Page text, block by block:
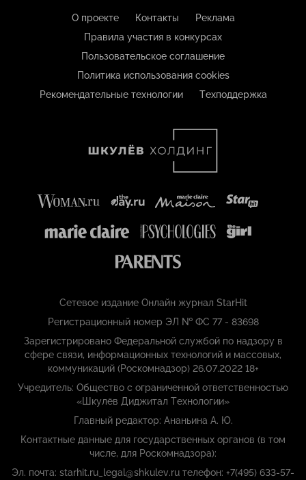
О проекте Контакты
Реклама
Правила участия в конкурсах
Пользовательское соглашение
Политика использования cookies
Рекомендательные технологии
Техподдержка
Сетевое издание Онлайн журнал StarHit
Регистрационный номер ЭЛ № ФС 77 - 83698
Зарегистрировано Федеральной службой по надзору в
сфере связи, информационных технологий и массовых,
коммуникаций (Роскомнадзор) 26.07.2022 18+
Учредитель: Общество с ограниченной ответственностью
«Шкулёв Диджитал Технологии»
Главный редактор: Ананьина А. Ю.
Контактные данные для государственных органов (в том
числе, для Роскомнадзора):
Эл. почта: starhit.ru_legal@shkulev.ru телефон: +7(495) 633-57-